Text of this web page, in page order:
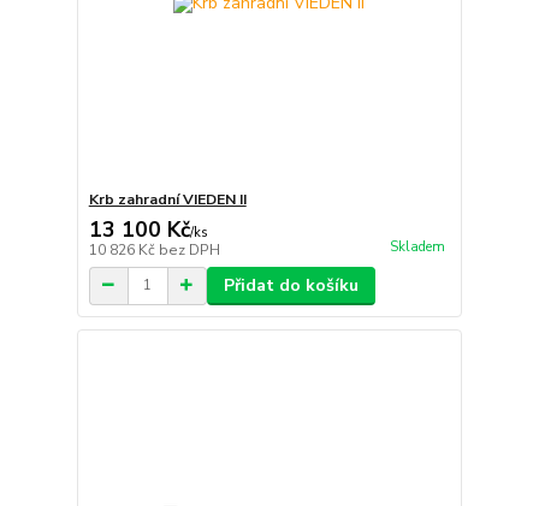
Krb zahradní VIEDEN II
13 100 Kč/ks
10 826 Kč bez DPH Skladem
Přidat do košíku